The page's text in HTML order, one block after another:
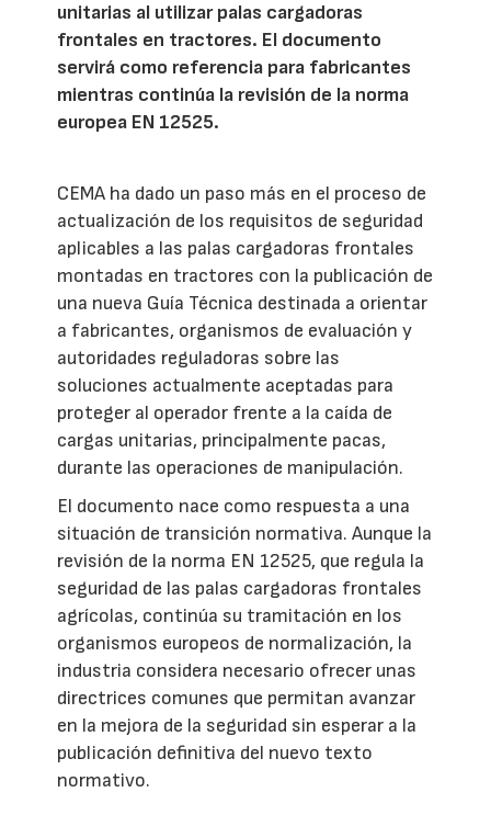
unitarias al utilizar palas cargadoras
frontales en tractores. El documento
servirá como referencia para fabricantes
mientras continúa la revisión de la norma
europea EN 12525.
CEMA ha dado un paso más en el proceso de
actualización de los requisitos de seguridad
aplicables a las palas cargadoras frontales
montadas en tractores con la publicación de
una nueva Guía Técnica destinada a orientar
a fabricantes, organismos de evaluación y
autoridades reguladoras sobre las
soluciones actualmente aceptadas para
proteger al operador frente a la caída de
cargas unitarias, principalmente pacas,
durante las operaciones de manipulación.
El documento nace como respuesta a una
situación de transición normativa. Aunque la
revisión de la norma EN 12525, que regula la
seguridad de las palas cargadoras frontales
agrícolas, continúa su tramitación en los
organismos europeos de normalización, la
industria considera necesario ofrecer unas
directrices comunes que permitan avanzar
en la mejora de la seguridad sin esperar a la
publicación definitiva del nuevo texto
normativo.